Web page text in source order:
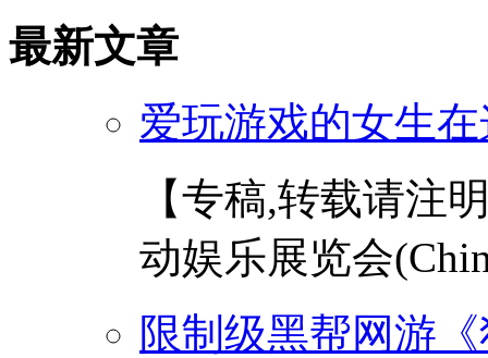
最新文章
爱玩游戏的女生
【专稿,转载请注
动娱乐展览会
限制级黑帮网游